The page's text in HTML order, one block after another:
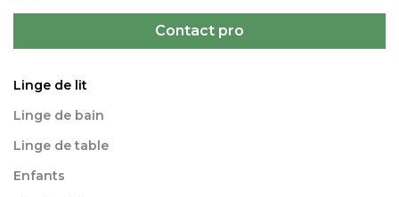
Contact pro
Linge de lit
Linge de bain
Linge de table
Enfants